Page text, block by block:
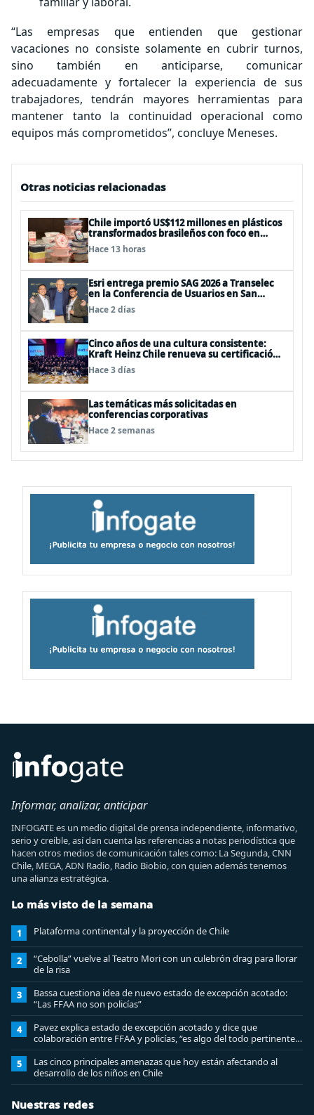
“Las empresas que entienden que gestionar
vacaciones no consiste solamente en cubrir turnos,
sino también en anticiparse, comunicar
adecuadamente y fortalecer la experiencia de sus
trabajadores, tendrán mayores herramientas para
mantener tanto la continuidad operacional como
equipos más comprometidos”, concluye Meneses.
Otras noticias relacionadas
Chile importó US$112 millones en plásticos
transformados brasileños con foco en
innovación y sostenibilidad
Hace 13 horas
Esri entrega premio SAG 2026 a Transelec
en la Conferencia de Usuarios en San
Diego, Estados Unidos
Hace 2 días
Cinco años de una cultura consistente:
Kraft Heinz Chile renueva su certificación
Great Place to Work
Hace 3 días
Las temáticas más solicitadas en
conferencias corporativas
Hace 2 semanas
Informar, analizar, anticipar
INFOGATE es un medio digital de prensa independiente, informativo,
serio y creíble, así dan cuenta las referencias a notas periodística que
hacen otros medios de comunicación tales como: La Segunda, CNN
Chile, MEGA, ADN Radio, Radio Biobio, con quien además tenemos
una alianza estratégica.
Lo más visto de la semana
1 Plataforma continental y la proyección de Chile
2
“Cebolla” vuelve al Teatro Mori con un culebrón drag para llorar
de la risa
3
Bassa cuestiona idea de nuevo estado de excepción acotado:
“Las FFAA no son policías”
4
Pavez explica estado de excepción acotado y dice que
colaboración entre FFAA y policías, “es algo del todo pertinente
analizar”
5
Las cinco principales amenazas que hoy están afectando al
desarrollo de los niños en Chile
Nuestras redes